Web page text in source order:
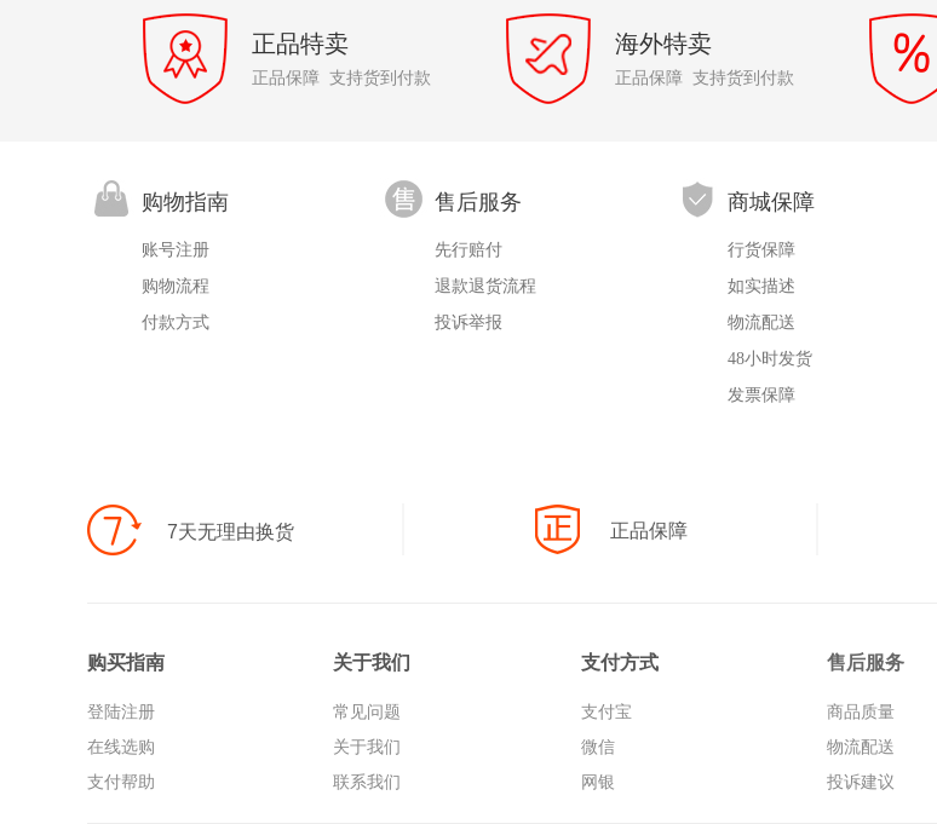
正品特卖
正品保障 支持货到付款
海外特卖
正品保障 支持货到付款
购物指南
账号注册
购物流程
付款方式
售后服务
先行赔付
退款退货流程
投诉举报
商城保障
行货保障
如实描述
物流配送
48小时发货
发票保障
7天无理由换货 正品保障
登陆注册
在线选购
支付帮助
常见问题
关于我们
联系我们
支付宝
微信
网银
商品质量
物流配送
投诉建议
购买指南 关于我们 支付方式 售后服务